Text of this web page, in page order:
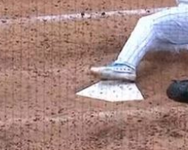
播 18:00
大道」逐漸成形 12:00
萬頭獎超「爸」氣 12:00
涯論壇9/12登場！ 10:30